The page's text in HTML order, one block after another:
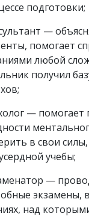
подготовки;
—
помогает
любой
получил
— помогает
в свои
учебы;
—
экзамены,
над